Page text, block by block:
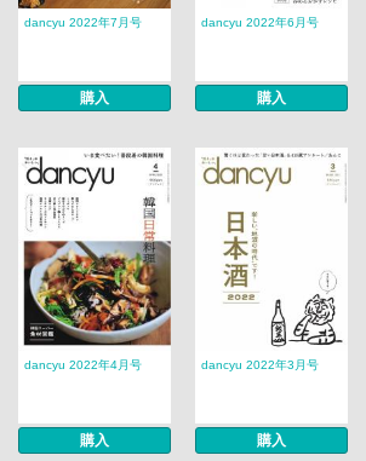
dancyu 2022年7月号
購入
dancyu 2022年6月号
購入
dancyu 2022年4月号
購入
dancyu 2022年3月号
購入